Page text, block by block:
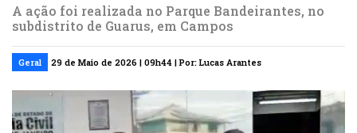
A ação foi realizada no Parque Bandeirantes, no
subdistrito de Guarus, em Campos
Geral 29 de Maio de 2026 | 09h44 | Por: Lucas Arantes